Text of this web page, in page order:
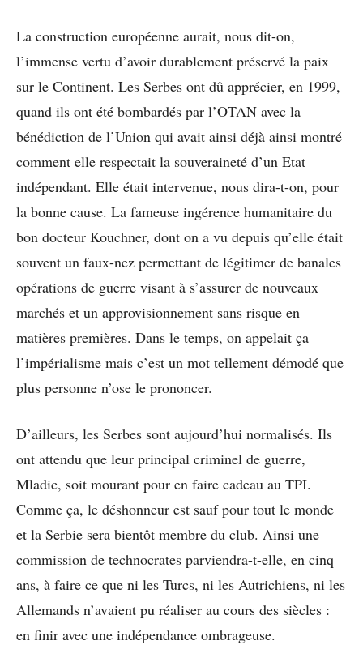
La construction européenne aurait, nous dit-on,
l’immense vertu d’avoir durablement préservé la paix
sur le Continent. Les Serbes ont dû apprécier, en 1999,
quand ils ont été bombardés par l’OTAN avec la
bénédiction de l’Union qui avait ainsi déjà ainsi montré
comment elle respectait la souveraineté d’un Etat
indépendant. Elle était intervenue, nous dira-t-on, pour
la bonne cause. La fameuse ingérence humanitaire du
bon docteur Kouchner, dont on a vu depuis qu’elle était
souvent un faux-nez permettant de légitimer de banales
opérations de guerre visant à s’assurer de nouveaux
marchés et un approvisionnement sans risque en
matières premières. Dans le temps, on appelait ça
l’impérialisme mais c’est un mot tellement démodé que
plus personne n’ose le prononcer.
D’ailleurs, les Serbes sont aujourd’hui normalisés. Ils
ont attendu que leur principal criminel de guerre,
Mladic, soit mourant pour en faire cadeau au TPI.
Comme ça, le déshonneur est sauf pour tout le monde
et la Serbie sera bientôt membre du club. Ainsi une
commission de technocrates parviendra-t-elle, en cinq
ans, à faire ce que ni les Turcs, ni les Autrichiens, ni les
Allemands n’avaient pu réaliser au cours des siècles :
en finir avec une indépendance ombrageuse.